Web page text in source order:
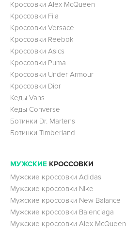
Кроссовки Alex McQueen
Кроссовки Fila
Кроссовки Versace
Кроссовки Reebok
Кроссовки Asics
Кроссовки Puma
Кроссовки Under Armour
Кроссовки Dior
Кеды Vans
Кеды Converse
Ботинки Dr. Martens
Ботинки Timberland
МУЖСКИЕ КРОССОВКИ
Мужские кроссовки Adidas
Мужские кроссовки Nike
Мужские кроссовки New Balance
Мужские кроссовки Balenciaga
Мужские кроссовки Alex McQueen